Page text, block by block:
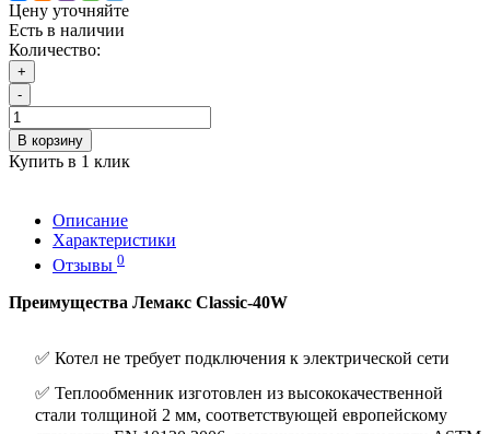
Цену уточняйте
Есть в наличии
Количество:
+
-
В корзину
Купить в 1 клик
Описание
Характеристики
Отзывы 0
Преимущества Лемакс Classic-40W
✅ Котел не требует подключения к электрической сети
✅ Теплообменник изготовлен из высококачественной
стали толщиной 2 мм, соответствующей европейскому